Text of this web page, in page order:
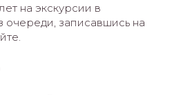
на экскурсии в
записавшись на